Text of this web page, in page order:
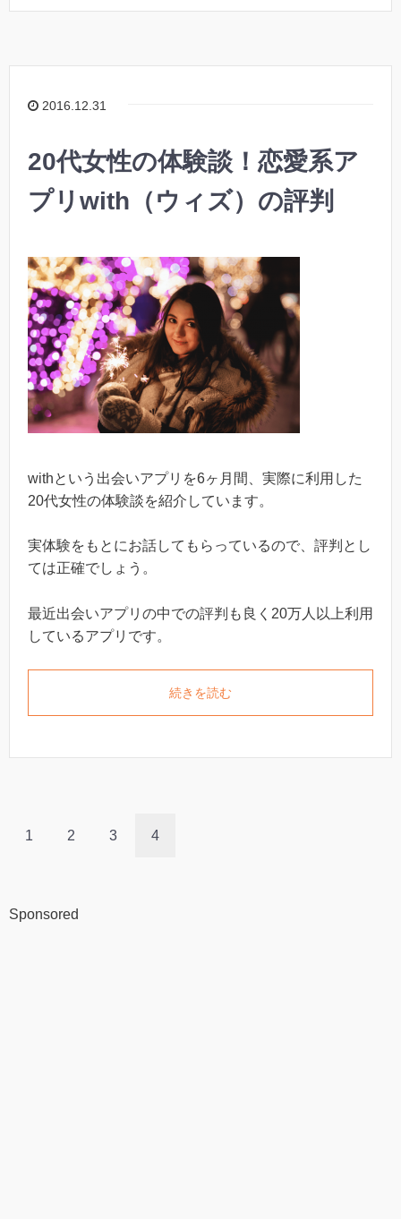
2016.12.31
20代女性の体験談！恋愛系ア
プリwith（ウィズ）の評判
withという出会いアプリを6ヶ月間、 実際に利用した
20代女性の体験談を紹介しています。
実体験をもとにお話してもらっているので、評判とし
ては正確でしょう。
最近出会いアプリの中での評判も良く20万人以上利用
しているアプリです。
続きを読む
1 2 3 4
Sponsored